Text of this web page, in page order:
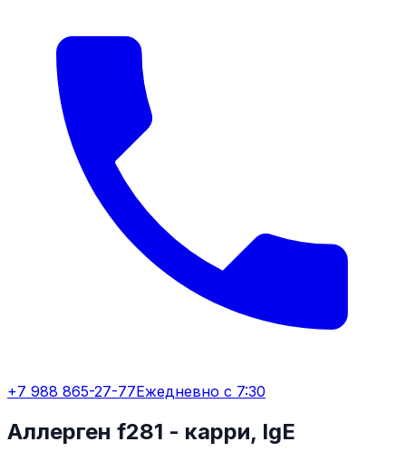
+7 988 865-27-77Ежедневно с 7:30
Аллерген f281 - карри, IgE